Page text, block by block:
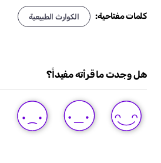
كلمات مفتاحية: الكوارث الطبيعية
هل وجدت ما قرأته مفيداً؟
LOVE
THIS
POST
LIKE
THIS
POST
DISLIKE
THIS
POST